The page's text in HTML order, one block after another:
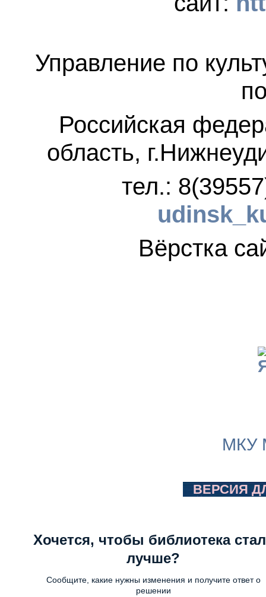
Управление по
Российская
область,
тел.:
Вёрстка
МКУ
ВЕРСИЯ
Хочется, чтобы библиотека
лучше?
Сообщите, какие нужны изменения и получите ответ о
решении